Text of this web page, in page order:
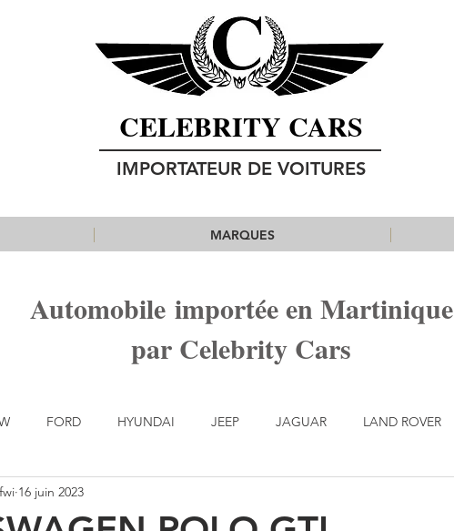
CELEBRITY CARS
IMPORTATEUR DE VOITURES
MARQUES
Automobile importée en Martinique
par Celebrity Cars
FORD HYUNDAI JEEP JAGUAR LAND ROVER
PORSCHE
16 juin 2023